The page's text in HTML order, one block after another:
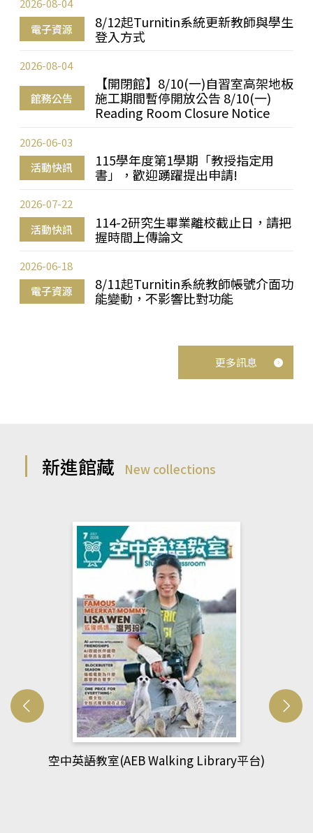
電子資源
8/12起Turnitin系統更新教師與學生
登入方式
2026-08-04
館務公告
【開閉館】8/10(一)自習室高架地板
施工期間暫停開放公告 8/10(一)
Reading Room Closure Notice
2026-08-04
活動快訊
115學年度第1學期「教授指定用
書」，歡迎踴躍提出申請!
2026-06-03
活動快訊
114-2研究生畢業離校截止日，請把
握時間上傳論文
2026-07-22
電子資源
8/11起Turnitin系統教師帳號介面功
能變動，不影響比對功能
2026-06-18
更多訊息
新進館藏 New collections
網管人(kono平台)